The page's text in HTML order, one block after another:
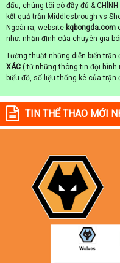
đấu, chúng tôi có đầy đủ &
kết quả trận Middlesbrough vs
Ngoài ra, website kqbongda.com
như: nhận định của chuyên gia
Tường thuật những diễn biến trận
XÁC ( từ những thông tin đội hình
biểu đồ, số liệu thống kê của trận
TIN THỂ THAO MỚI